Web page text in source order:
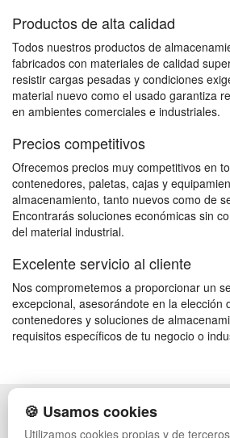
Productos de alta calidad
Todos nuestros productos de
fabricados con materiales de calidad
resistir cargas pesadas y condiciones
material nuevo como el usado garantiza
en ambientes comerciales e industriales.
Precios competitivos
Ofrecemos precios muy competitivos en
contenedores, paletas, cajas y
almacenamiento, tanto nuevos como de
Encontrarás soluciones económicas sin
del material industrial.
Excelente servicio al cliente
Nos comprometemos a proporcionar un
excepcional, asesorándote en la elección
contenedores y soluciones de
requisitos específicos de tu negocio o
POLÍTICA DE PRIVACIDAD
CONDICIONES DE USO
🍪 Usamos cookies
Utilizamos cookies propias y de